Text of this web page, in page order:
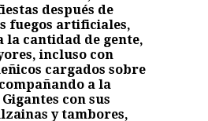
después de
fuegos artificiales,
la cantidad de gente,
incluso con
cargados sobre
a la
con sus
y tambores,